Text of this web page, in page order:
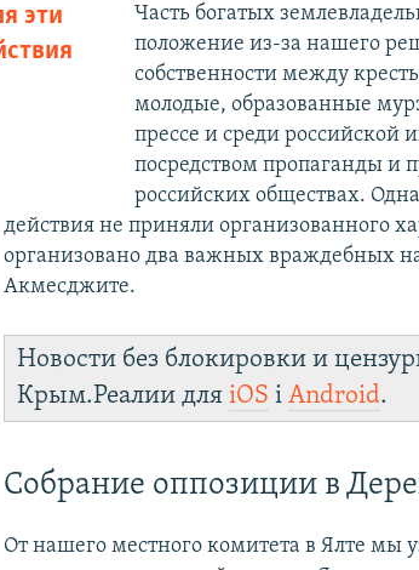
эти
Часть богатых
положение из-за нашего
собственности между
молодые, образованные
прессе и среди
посредством пропаганды и
российских обществах.
действия не приняли организованного
организовано два важных враждебных
Акмесджите.
Новости без блокировки и
Крым.Реалии дляiOS іAndroid.
Собрание оппозиции в
От нашего местного комитета в Ялте мы